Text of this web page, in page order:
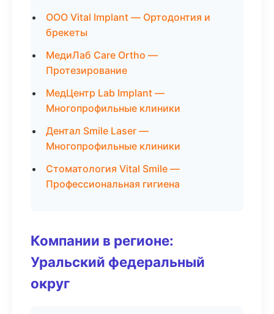
ООО Vital Implant — Ортодонтия и
брекеты
МедиЛаб Care Ortho —
Протезирование
МедЦентр Lab Implant —
Многопрофильные клиники
Дентал Smile Laser —
Многопрофильные клиники
Стоматология Vital Smile —
Профессиональная гигиена
Компании в регионе:
Уральский федеральный
округ